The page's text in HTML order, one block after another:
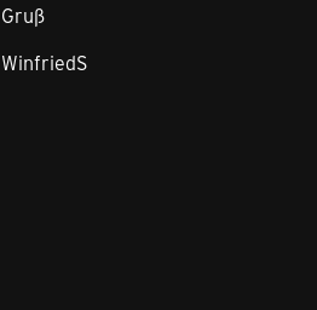
Gruß
WinfriedS